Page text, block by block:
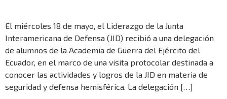
El miércoles 18 de mayo, el Liderazgo de la Junta
Interamericana de Defensa (JID) recibió a una delegación
de alumnos de la Academia de Guerra del Ejército del
Ecuador, en el marco de una visita protocolar destinada a
conocer las actividades y logros de la JID en materia de
seguridad y defensa hemisférica. La delegación […]